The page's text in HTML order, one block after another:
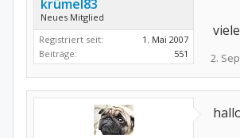
krümel83
Neues Mitglied
Registriert seit:
1. Mai 2007
Beiträge:
551 2.